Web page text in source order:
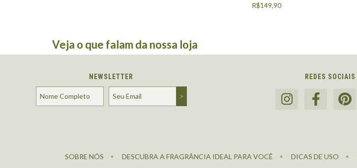
R$149,90
Veja o que falam da nossa loja
NEWSLETTER REDES SOCIAIS
SOBRE NÓS DESCUBRA A FRAGRÂNCIA IDEAL PARA VOCÊ DICAS DE USO